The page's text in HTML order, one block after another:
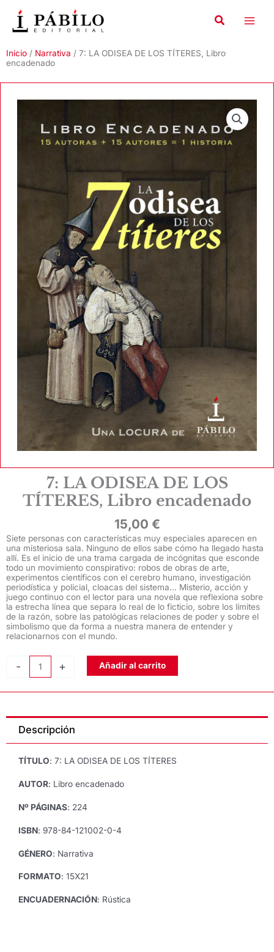
contenido
Inicio / Narrativa / 7: LA ODISEA DE LOS TÍTERES, Libro
encadenado
7: LA ODISEA DE LOS
TÍTERES, Libro encadenado
15,00 €
Siete personas con características muy especiales aparecen en
una misteriosa sala. Ninguno de ellos sabe cómo ha llegado hasta
allí. Es el inicio de una trama cargada de incógnitas que esconde
todo un movimiento conspirativo: robos de obras de arte,
experimentos científicos con el cerebro humano, investigación
periodística y policial, cloacas del sistema… Misterio, acción y
juego continuo con el lector para una novela que reflexiona sobre
la estrecha línea que separa lo real de lo ficticio, sobre los límites
de la razón, sobre las patológicas relaciones de poder y sobre el
simbolismo que da forma a nuestra manera de entender y
relacionarnos con el mundo.
-
LOS
TÍTERES,
Libro
encadenado
+ Añadir al carrito
Descripción
TÍTULO: 7: LA ODISEA DE LOS TÍTERES
AUTOR: Libro encadenado
Nº PÁGINAS: 224
ISBN: 978-84-121002-0-4
GÉNERO: Narrativa
FORMATO: 15X21
ENCUADERNACIÓN: Rústica